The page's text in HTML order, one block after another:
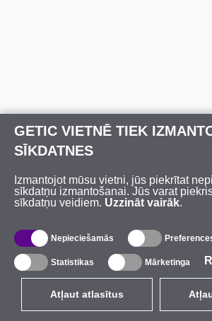
GETIC VIETNĒ TIEK
SĪKDATNES
Izmantojot mūsu vietni, jūs piekrītat
sīkdatņu izmantošanai. Jūs varat
sīkdatņu veidiem. Uzzināt vairāk.
Nepieciešamās
Statistikas Mārketinga
Atļaut atlasītus